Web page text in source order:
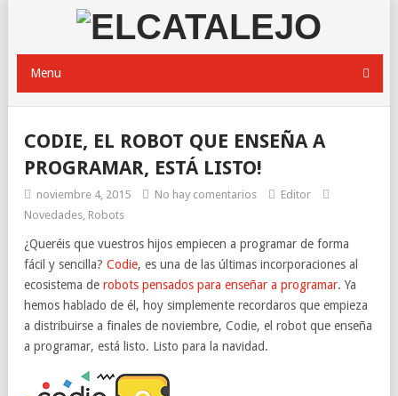
Menu
CODIE, EL ROBOT QUE ENSEÑA A
PROGRAMAR, ESTÁ LISTO!
noviembre 4, 2015 No hay comentarios
Editor
Novedades, Robots
¿Queréis que vuestros hijos empiecen a programar de forma
fácil y sencilla? Codie, es una de las últimas incorporaciones al
ecosistema de robots pensados para enseñar a programar. Ya
hemos hablado de él, hoy simplemente recordaros que empieza
a distribuirse a finales de noviembre, Codie, el robot que enseña
a programar, está listo. Listo para la navidad.